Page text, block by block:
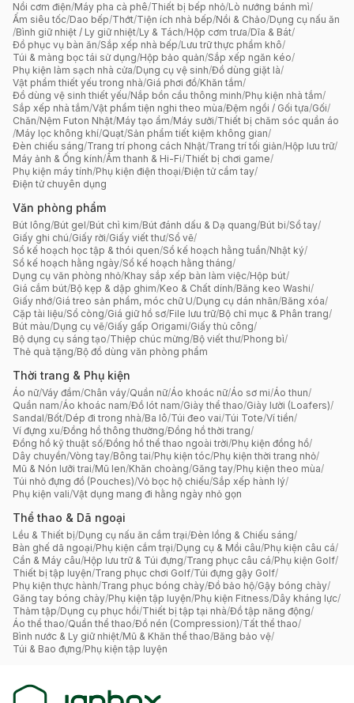
Nồi cơm điện/Máy pha cà phê/Thiết bị bếp nhỏ/Lò nướng bánh mì/
Ấm siêu tốc/Dao bếp/Thớt/Tiện ích nhà bếp/Nồi & Chảo/Dụng cụ nấu ăn
/Bình giữ nhiệt / Ly giữ nhiệt/Ly & Tách/Hộp cơm trưa/Dĩa & Bát/
Đồ phục vụ bàn ăn/Sắp xếp nhà bếp/Lưu trữ thực phẩm khô/
Túi & màng bọc tái sử dụng/Hộp bảo quản/Sắp xếp ngăn kéo/
Phụ kiện làm sạch nhà cửa/Dụng cụ vệ sinh/Đồ dùng giặt là/
Vật phẩm thiết yếu trong nhà/Giá phơi đồ/Khăn tắm/
Đồ dùng vệ sinh thiết yếu/Nắp bồn cầu thông minh/Phụ kiện nhà tắm/
Sắp xếp nhà tắm/Vật phẩm tiện nghi theo mùa/Đệm ngồi / Gối tựa/Gối/
Chăn/Nệm Futon Nhật/Máy tạo ẩm/Máy sưởi/Thiết bị chăm sóc quần áo
/Máy lọc không khí/Quạt/Sản phẩm tiết kiệm không gian/
Đèn chiếu sáng/Trang trí phong cách Nhật/Trang trí tối giản/Hộp lưu trữ/
Máy ảnh & Ống kính/Âm thanh & Hi-Fi/Thiết bị chơi game/
Phụ kiện máy tính/Phụ kiện điện thoại/Điện tử cầm tay/
Điện tử chuyên dụng
Văn phòng phẩm
Bút lông/Bút gel/Bút chì kim/Bút đánh dấu & Dạ quang/Bút bi/Sổ tay/
Giấy ghi chú/Giấy rời/Giấy viết thư/Sổ vẽ/
Sổ kế hoạch học tập & thói quen/Sổ kế hoạch hằng tuần/Nhật ký/
Sổ kế hoạch hằng ngày/Sổ kế hoạch hằng tháng/
Dụng cụ văn phòng nhỏ/Khay sắp xếp bàn làm việc/Hộp bút/
Giá cắm bút/Bộ kẹp & dập ghim/Keo & Chất dính/Băng keo Washi/
Giấy nhớ/Giá treo sản phẩm, móc chữ U/Dụng cụ dán nhãn/Băng xóa/
Cặp tài liệu/Sổ còng/Giá giữ hồ sơ/File lưu trữ/Bộ chỉ mục & Phân trang/
Bút màu/Dụng cụ vẽ/Giấy gấp Origami/Giấy thủ công/
Bộ dụng cụ sáng tạo/Thiệp chúc mừng/Bộ viết thư/Phong bì/
Thẻ quà tặng/Bộ đồ dùng văn phòng phẩm
Thời trang & Phụ kiện
Áo nữ/Váy đầm/Chân váy/Quần nữ/Áo khoác nữ/Áo sơ mi/Áo thun/
Quần nam/Áo khoác nam/Đồ lót nam/Giày thể thao/Giày lười (Loafers)/
Sandal/Bốt/Dép đi trong nhà/Ba lô/Túi đeo vai/Túi Tote/Ví tiền/
Ví đựng xu/Đồng hồ thông thường/Đồng hồ thời trang/
Đồng hồ kỹ thuật số/Đồng hồ thể thao ngoài trời/Phụ kiện đồng hồ/
Dây chuyền/Vòng tay/Bông tai/Phụ kiện tóc/Phụ kiện thời trang nhỏ/
Mũ & Nón lưỡi trai/Mũ len/Khăn choàng/Găng tay/Phụ kiện theo mùa/
Túi nhỏ đựng đồ (Pouches)/Vỏ bọc hộ chiếu/Sắp xếp hành lý/
Phụ kiện vali/Vật dụng mang đi hằng ngày nhỏ gọn
Thể thao & Dã ngoại
Lều & Thiết bị/Dụng cụ nấu ăn cắm trại/Đèn lồng & Chiếu sáng/
Bàn ghế dã ngoại/Phụ kiện cắm trại/Dụng cụ & Mồi câu/Phụ kiện câu cá/
Cần & Máy câu/Hộp lưu trữ & Túi đựng/Trang phục câu cá/Phụ kiện Golf/
Thiết bị tập luyện/Trang phục chơi Golf/Túi đựng gậy Golf/
Phụ kiện thực hành/Trang phục bóng chày/Đồ bảo hộ/Gậy bóng chày/
Găng tay bóng chày/Phụ kiện tập luyện/Phụ kiện Fitness/Dây kháng lực/
Thảm tập/Dụng cụ phục hồi/Thiết bị tập tại nhà/Đồ tập năng động/
Áo thể thao/Quần thể thao/Đồ nén (Compression)/Tất thể thao/
Bình nước & Ly giữ nhiệt/Mũ & Khăn thể thao/Băng bảo vệ/
Túi & Bao đựng/Phụ kiện tập luyện